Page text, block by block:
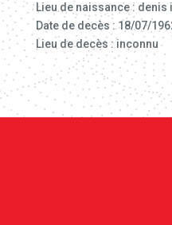
Lieu de naissance : denis
Date de decès : 18/07/
Lieu de decès : inconnu